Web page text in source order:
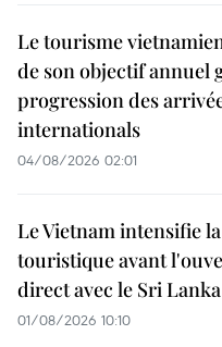
Le tourisme
de son objectif annuel
progression des
internationals
04/08/2026 02:01
Le Vietnam intensifie
touristique avant
direct avec le Sri Lanka
01/08/2026 10:10